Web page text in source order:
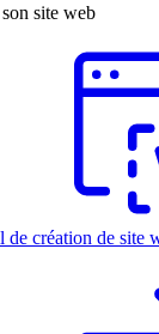
site web
de création de site